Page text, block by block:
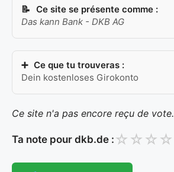
Ce site se présente comme :
Das kann Bank - DKB AG
Ce que tu trouveras :
Dein kostenloses Girokonto
Ce site n'a pas encore reçu de vote.
Ta note pour dkb.de : ☆ ☆ ☆ ☆